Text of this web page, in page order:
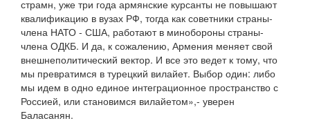
страмн, уже три года армянские курсанты не повышают
квалификацию в вузах РФ, тогда как советники страны-
члена НАТО - США, работают в минобороны страны-
члена ОДКБ. И да, к сожалению, Армения меняет свой
внешнеполитический вектор. И все это ведет к тому, что
мы превратимся в турецкий вилайет. Выбор один: либо
мы идем в одно единое интеграционное пространство с
Россией, или становимся вилайетом»,- уверен
Баласанян.